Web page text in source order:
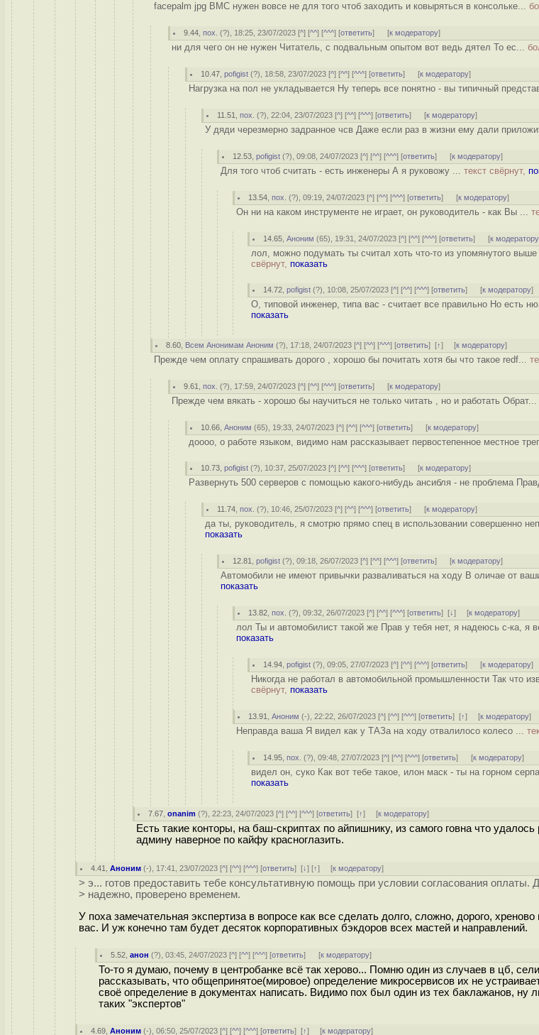
facepalm jpg BMC нужен вовсе не для того чтоб заходить и ковыряться в консольке...
9.44 ,пох. (?), 18:25, 23/07/2023 [^] [^^] [^^^] [ответить] [к модератору]
ни для чего он не нужен Читатель, с подвальным опытом вот ведь дятел То ес...
10.47 ,pofigist (?), 18:58, 23/07/2023 [^] [^^] [^^^] [ответить] [к модератору]
Нагрузка на пол не укладывается Ну теперь все понятно - вы типичный
11.51 ,пох. (?), 22:04, 23/07/2023 [^] [^^] [^^^] [ответить] [к модератору]
У дяди черезмерно задранное чсв Даже если раз в жизни ему дали
12.53 ,pofigist (?), 09:08, 24/07/2023 [^] [^^] [^^^] [ответить] [к модератору]
Для того чтоб считать - есть инженеры А я руковожу ... текст свёрнут,
13.54 ,пох. (?), 09:19, 24/07/2023 [^] [^^] [^^^] [ответить] [к модератору]
Он ни на каком инструменте не играет, он руководитель - как Вы ...
14.65 ,Аноним (65), 19:31, 24/07/2023 [^] [^^] [^^^] [ответить] [к модератору
лол, можно подумать ты считал хоть что-то из упомянутого
свёрнут, показать
14.72 ,pofigist (?), 10:08, 25/07/2023 [^] [^^] [^^^] [ответить] [к модератору]
О, типовой инженер, типа вас - считает все правильно Но есть
показать
8.60 Всем Анонимам Аноним (?), 17:18, 24/07/2023 [^] [^^] [^^^] [ответить][↑] [к модератору]
Прежде чем оплату спрашивать дорого , хорошо бы почитать хотя бы что такое redf...
9.61 ,пох. (?), 17:59, 24/07/2023 [^] [^^] [^^^] [ответить] [к модератору]
Прежде чем вякать - хорошо бы научиться не только читать , но и работать Обрат...
10.66 ,Аноним (65), 19:33, 24/07/2023 [^] [^^] [^^^] [ответить] [к модератору]
доооо, о работе языком, видимо нам рассказывает первостепенное местное
10.73 ,pofigist (?), 10:37, 25/07/2023 [^] [^^] [^^^] [ответить] [к модератору]
Развернуть 500 серверов с помощью какого-нибудь ансибля - не проблема
11.74 ,пох. (?), 10:46, 25/07/2023 [^] [^^] [^^^] [ответить] [к модератору]
да ты, руководитель, я смотрю прямо спец в использовании совершенно
показать
12.81 ,pofigist (?), 09:18, 26/07/2023 [^] [^^] [^^^] [ответить] [к модератору]
Автомобили не имеют привычки разваливаться на ходу В оличае от
показать
13.82 ,пох. (?), 09:32, 26/07/2023 [^] [^^] [^^^] [ответить][↓] [к модератору]
лол Ты и автомобилист такой же Прав у тебя нет, я надеюсь с-ка, я
показать
14.94 ,pofigist (?), 09:05, 27/07/2023 [^] [^^] [^^^] [ответить] [к модератору]
Никогда не работал в автомобильной промышленности Так что
свёрнут, показать
13.91 ,Аноним (-), 22:22, 26/07/2023 [^] [^^] [^^^] [ответить][↑] [к модератору]
Неправда ваша Я видел как у ТАЗа на ходу отвалилосо колесо ...
14.95 ,пох. (?), 09:48, 27/07/2023 [^] [^^] [^^^] [ответить] [к модератору]
видел он, суко Как вот тебе такое, илон маск - ты на горном
показать
7.67 ,onanim (?), 22:23, 24/07/2023 [^] [^^] [^^^] [ответить][↑] [к модератору]
Есть такие конторы, на баш-скриптах по айпишнику, из самого говна что
админу наверное по кайфу красноглазить.
4.41 ,Аноним (-), 17:41, 23/07/2023 [^] [^^] [^^^] [ответить][↓] [↑] [к модератору]
> э... готов предоставить тебе консультативную помощь при условии согласования оплаты.
> надежно, проверено временем.
У поха замечательная экспертиза в вопросе как все сделать долго, сложно, дорого,
вас. И уж конечно там будет десяток корпоративных бэкдоров всех мастей и направлений.
5.52 ,анон (?), 03:45, 24/07/2023 [^] [^^] [^^^] [ответить] [к модератору]
То-то я думаю, почему в центробанке всё так херово... Помню один из случаев в цб,
рассказывать, что общепринятое(мировое) определение микросервисов их не
своё определение в документах написать. Видимо пох был один из тех баклажанов, ну
таких "экспертов"
4.69 ,Аноним (-), 06:50, 25/07/2023 [^] [^^] [^^^] [ответить][↑] [к модератору]